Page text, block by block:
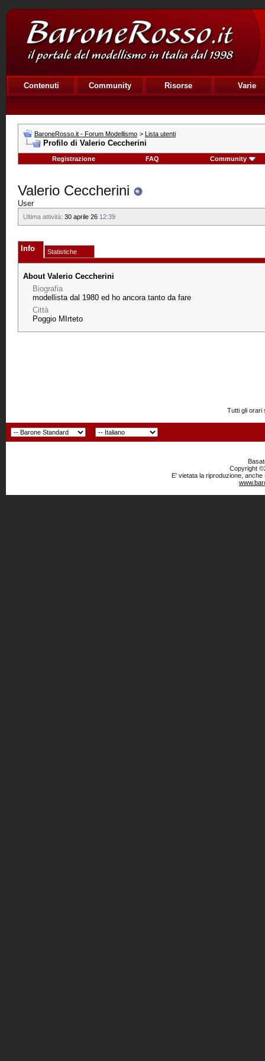
Contenuti Community Risorse Varie
BaroneRosso.it - Forum Modellismo > Lista utenti
Profilo di Valerio Ceccherini
Registrazione FAQ Community
Valerio Ceccherini
User
Ultima attività: 30 aprile 26 12:39
Info Statistiche
About Valerio Ceccherini
Biografia
modellista dal 1980 ed ho ancora tanto da fare
Città
Poggio MIrteto
Tutti gli orari
Copyright
E' vietata la riproduzione,